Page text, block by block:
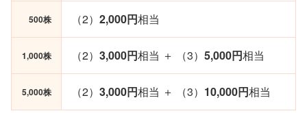
500株 （2）2,000円相当
1,000株 （2）3,000円相当 ＋ （3）5,000円相当
5,000株 （2）3,000円相当 ＋ （3） 10,000円相当